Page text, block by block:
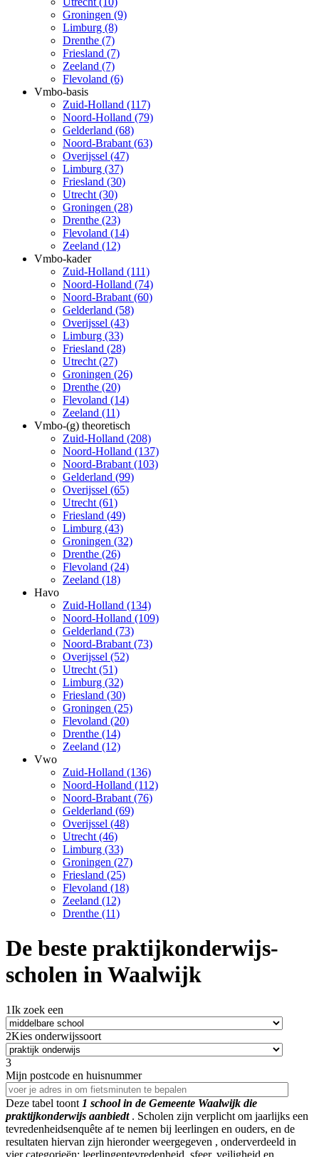
Groningen (9)
Limburg (8)
Drenthe (7)
Friesland (7)
Zeeland (7)
Flevoland (6)
Vmbo-basis
Zuid-Holland (117)
Noord-Holland (79)
Gelderland (68)
Noord-Brabant (63)
Overijssel (47)
Limburg (37)
Friesland (30)
Utrecht (30)
Groningen (28)
Drenthe (23)
Flevoland (14)
Zeeland (12)
Vmbo-kader
Zuid-Holland (111)
Noord-Holland (74)
Noord-Brabant (60)
Gelderland (58)
Overijssel (43)
Limburg (33)
Friesland (28)
Utrecht (27)
Groningen (26)
Drenthe (20)
Flevoland (14)
Zeeland (11)
Vmbo-(g) theoretisch
Zuid-Holland (208)
Noord-Holland (137)
Noord-Brabant (103)
Gelderland (99)
Overijssel (65)
Utrecht (61)
Friesland (49)
Limburg (43)
Groningen (32)
Drenthe (26)
Flevoland (24)
Zeeland (18)
Havo
Zuid-Holland (134)
Noord-Holland (109)
Gelderland (73)
Noord-Brabant (73)
Overijssel (52)
Utrecht (51)
Limburg (32)
Friesland (30)
Groningen (25)
Flevoland (20)
Drenthe (14)
Zeeland (12)
Vwo
Zuid-Holland (136)
Noord-Holland (112)
Noord-Brabant (76)
Gelderland (69)
Overijssel (48)
Utrecht (46)
Limburg (33)
Groningen (27)
Friesland (25)
Flevoland (18)
Zeeland (12)
Drenthe (11)
De beste praktijkonderwijs-
scholen in Waalwijk
1Ik zoek een
2Kies onderwijssoort
3
Mijn postcode en huisnummer
Deze tabel toont 1 school in de Gemeente Waalwijk die
praktijkonderwijs aanbiedt . Scholen zijn verplicht om jaarlijks een
tevredenheidsenquête af te nemen bij leerlingen en ouders, en de
resultaten hiervan zijn hieronder weergegeven , onderverdeeld in
vier categorieën: leerlingentevredenheid, sfeer, veiligheid en